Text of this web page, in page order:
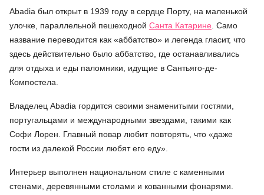
Abadia был открыт в 1939 году в сердце Порту, на маленькой
улочке, параллельной пешеходной Санта Катарине. Само
название переводится как «аббатство» и легенда гласит, что
здесь действительно было аббатство, где останавливались
для отдыха и еды паломники, идущие в Сантьяго-де-
Компостела.
Владелец Abadia гордится своими знаменитыми гостями,
португальцами и международными звездами, такими как
Софи Лорен. Главный повар любит повторять, что «даже
гости из далекой России любят его еду».
Интерьер выполнен национальном стиле с каменными
стенами, деревянными столами и кованными фонарями.